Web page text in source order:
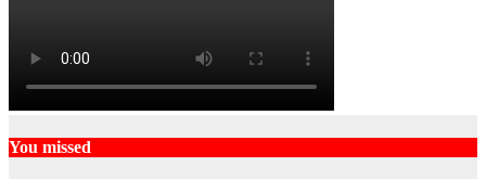
You missed